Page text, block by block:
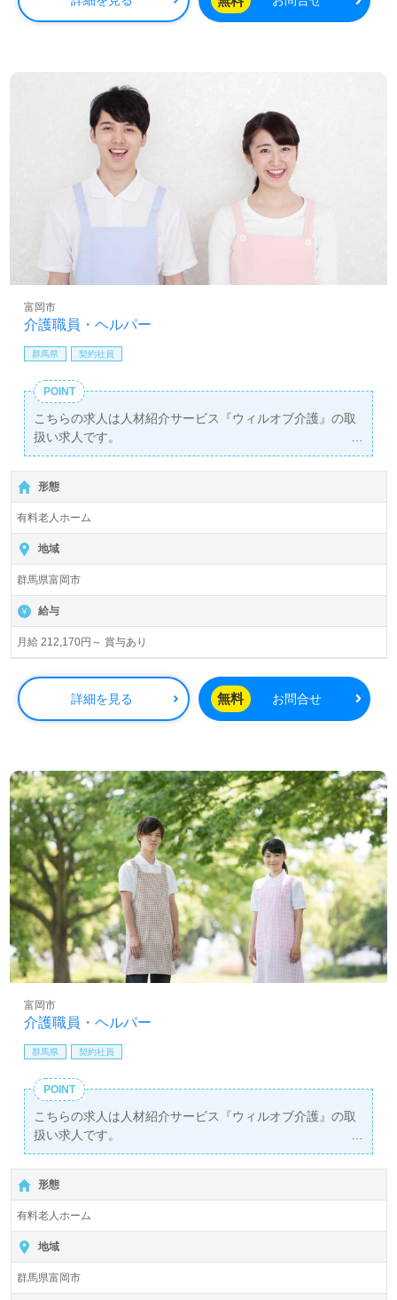
介護職員・ヘルパー
富岡市
群馬県 契約社員
POINT
こちらの求人は人材紹介サービス『ウィルオブ介護』の取
扱い求人です。
詳細に関してお気軽にご相談ください♪
【無料】で皆さんの転職活動をサポートいたします。
形態
有料老人ホーム
地域
群馬県富岡市
給与
月給 212,170円～ 賞与あり
詳細を見る 無料 お問合せ
介護職員・ヘルパー
富岡市
群馬県 契約社員
POINT
こちらの求人は人材紹介サービス『ウィルオブ介護』の取
扱い求人です。
詳細に関してお気軽にご相談ください♪
【無料】で皆さんの転職活動をサポートいたします。
形態
有料老人ホーム
地域
群馬県富岡市